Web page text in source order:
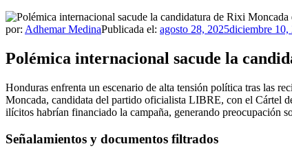
por: Adhemar MedinaPublicada el: agosto 28, 2025diciembre 10,
Polémica internacional sacude la
Honduras enfrenta un escenario de alta tensión política tras las
Moncada, candidata del partido oficialista LIBRE, con el Cártel
ilícitos habrían financiado la campaña, generando preocupación
Señalamientos y documentos filtrados